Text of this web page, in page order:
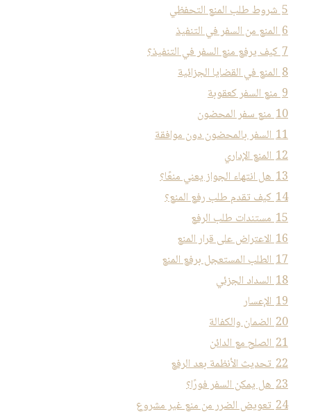
5 شروط طلب المنع التحفظي
6 المنع من السفر في التنفيذ
7 كيف يرفع منع السفر في التنفيذ؟
8 المنع في القضايا الجزائية
9 منع السفر كعقوبة
10 منع سفر المحضون
11 السفر بالمحضون دون موافقة
12 المنع الإداري
13 هل انتهاء الجواز يعني منعًا؟
14 كيف تقدم طلب رفع المنع؟
15 مستندات طلب الرفع
16 الاعتراض على قرار المنع
17 الطلب المستعجل برفع المنع
18 السداد الجزئي
19 الإعسار
20 الضمان والكفالة
21 الصلح مع الدائن
22 تحديث الأنظمة بعد الرفع
23 هل يمكن السفر فورًا؟
24 تعويض الضرر من منع غير مشروع